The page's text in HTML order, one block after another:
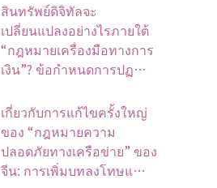
สินทรัพย์ดิจิทัลจะ
เปลี่ยนแปลงอย่างไรภายใต้
“กฎหมายเครื่องมือทางการ
เงิน”? ข้อกำหนดการปฏ…
เกี่ยวกับการแก้ไขครั้งใหญ่
ของ “กฎหมายความ
ปลอดภัยทางเครือข่าย” ของ
จีน: การเพิ่มบทลงโทษแ…